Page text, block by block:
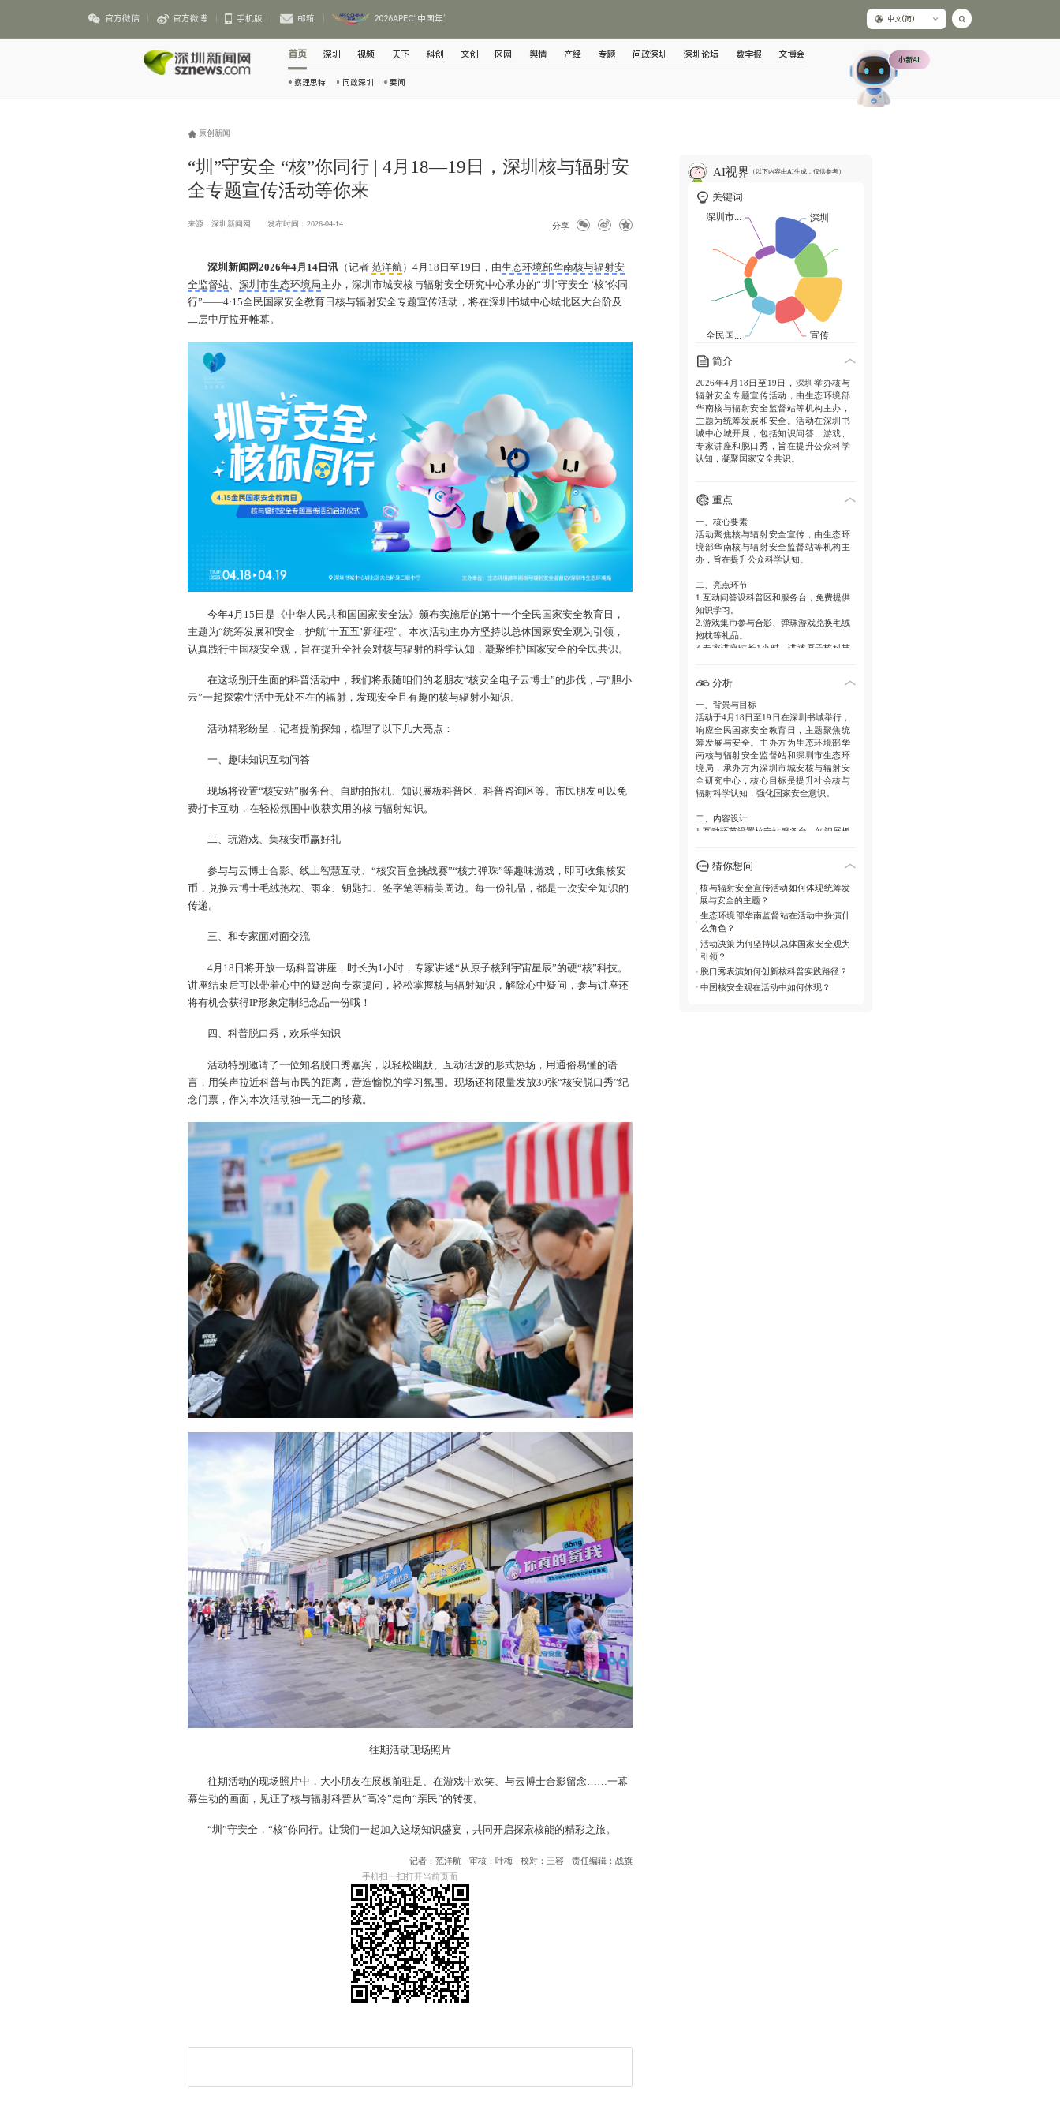
官方微信 官方微博 手机版 邮箱 2026APEC“中国年” 中文(简)
首页
察理思特 问政深圳 要闻
深圳 视频 天下 科创 文创 区网 舆情 产经 专题 问政深圳 深圳论坛 数字报 文博会 小新AI
原创新闻
“圳”守安全 “核”你同行 | 4月18—19日，深圳核与辐射安
全专题宣传活动等你来
来源：深圳新闻网 发布时间：2026-04-14 分享
深圳新闻网2026年4月14日讯 （记者范洋航）4月18日至19日，由生态环境部华南核与辐射安
全监督站、 深圳市生态环境局主办，深圳市城安核与辐射安全研究中心承办的“‘圳’守安全 ‘核’你同
行”——4·15全民国家安全教育日核与辐射安全专题宣传活动，将在深圳书城中心城北区大台阶及
二层中厅拉开帷幕。
今年4月15日是《中华人民共和国国家安全法》颁布实施后的第十一个全民国家安全教育日，
主题为“统筹发展和安全，护航‘十五五’新征程”。本次活动主办方坚持以总体国家安全观为引领，
认真践行中国核安全观，旨在提升全社会对核与辐射的科学认知，凝聚维护国家安全的全民共识。
在这场别开生面的科普活动中，我们将跟随咱们的老朋友“核安全电子云博士”的步伐，与“胆小
云”一起探索生活中无处不在的辐射，发现安全且有趣的核与辐射小知识。
活动精彩纷呈，记者提前探知，梳理了以下几大亮点：
一、趣味知识互动问答
现场将设置“核安站”服务台、自助拍报机、知识展板科普区、科普咨询区等。市民朋友可以免
费打卡互动，在轻松氛围中收获实用的核与辐射知识。
二、玩游戏、集核安币赢好礼
参与与云博士合影、线上智慧互动、“核安盲盒挑战赛”“核力弹珠”等趣味游戏，即可收集核安
币，兑换云博士毛绒抱枕、雨伞、钥匙扣、签字笔等精美周边。每一份礼品，都是一次安全知识的
传递。
三、和专家面对面交流
4月18日将开放一场科普讲座，时长为1小时，专家讲述“从原子核到宇宙星辰”的硬“核”科技。
讲座结束后可以带着心中的疑惑向专家提问，轻松掌握核与辐射知识，解除心中疑问，参与讲座还
将有机会获得IP形象定制纪念品一份哦！
四、科普脱口秀，欢乐学知识
活动特别邀请了一位知名脱口秀嘉宾，以轻松幽默、互动活泼的形式热场，用通俗易懂的语
言，用笑声拉近科普与市民的距离，营造愉悦的学习氛围。现场还将限量发放30张“核安脱口秀”纪
念门票，作为本次活动独一无二的珍藏。
往期活动现场照片
往期活动的现场照片中，大小朋友在展板前驻足、在游戏中欢笑、与云博士合影留念……一幕
幕生动的画面，见证了核与辐射科普从“高冷”走向“亲民”的转变。
“圳”守安全，“核”你同行。让我们一起加入这场知识盛宴，共同开启探索核能的精彩之旅。
记者：范洋航 审核：叶梅 校对：王容
责任编辑：战旗
手机扫一扫打开当前页面
AI视界 （以下内容由AI生成，仅供参考）
关键词
简介
2026年4月18日至19日，深圳举办核与
辐射安全专题宣传活动，由生态环境部
华南核与辐射安全监督站等机构主办，
主题为统筹发展和安全。活动在深圳书
城中心城开展，包括知识问答、游戏、
专家讲座和脱口秀，旨在提升公众科学
认知，凝聚国家安全共识。
重点
一、核心要素
活动聚焦核与辐射安全宣传，由生态环
境部华南核与辐射安全监督站等机构主
办，旨在提升公众科学认知。
二、亮点环节
1.互动问答设科普区和服务台，免费提供
知识学习。
2.游戏集币参与合影、弹珠游戏兑换毛绒
抱枕等礼品。
3.专家讲座时长1小时，讲述原子核科技
发放珍藏门票。
三、社会价值
活动通过趣味形式转变核科普高冷形
象，强化全民国家安全意识。
分析
一、背景与目标
活动于4月18日至19日在深圳书城举行，
响应全民国家安全教育日，主题聚焦统
筹发展与安全。主办方为生态环境部华
南核与辐射安全监督站和深圳市生态环
境局，承办方为深圳市城安核与辐射安
全研究中心，核心目标是提升社会核与
辐射科学认知，强化国家安全意识。
二、内容设计
1.互动环节设置核安站服务台、知识展板
集核安币，兑换云博士周边礼品，如抱
3.专家参与4月18日讲座解析原子核科
技，答疑并赠送纪念品。
4.创新形式特邀脱口秀嘉宾以幽默语言普
及知识，发放限量门票，营造轻松学习
氛围。
三、社会影响
活动践行中国核安全观，通过趣味方式
转变科普形象，往期照片显示市民积极
猜你想问
核与辐射安全宣传活动如何体现统筹发
展与安全的主题？
生态环境部华南监督站在活动中扮演什
么角色？
活动决策为何坚持以总体国家安全观为
引领？
脱口秀表演如何创新核科普实践路径？
中国核安全观在活动中如何体现？